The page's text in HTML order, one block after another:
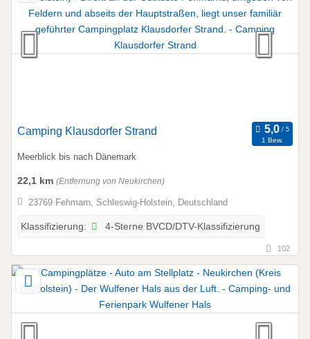
Camping Klausdorfer Strand
1 Bew.
Meerblick bis nach Dänemark
22,1 km (Entfernung von Neukirchen)
23769 Fehmarn, Schleswig-Holstein, Deutschland
Klassifizierung: 4-Sterne BVCD/DTV-Klassifizierung
102